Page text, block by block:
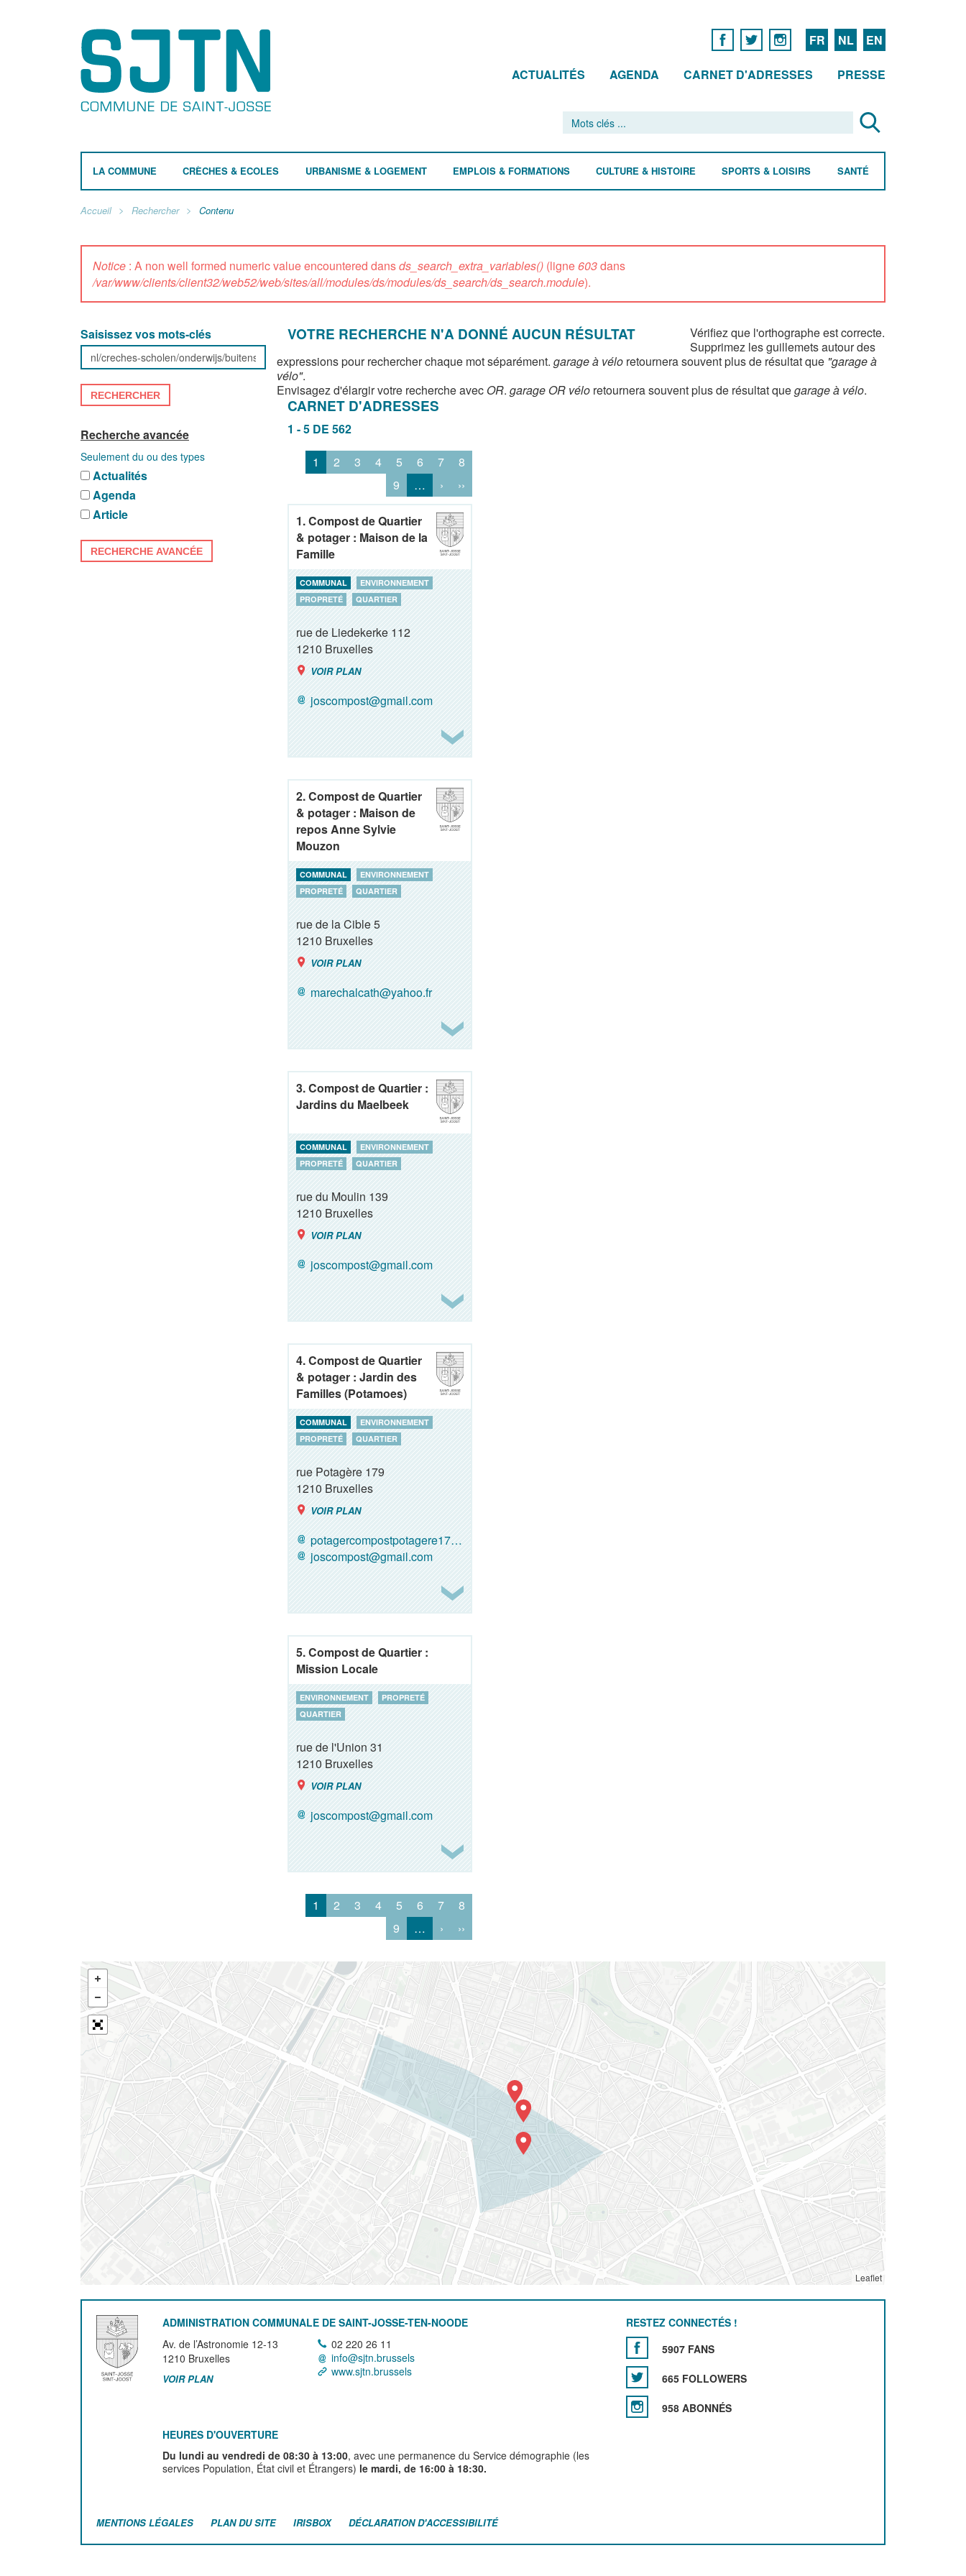
FR NL EN
ACTUALITÉS AGENDA CARNET D'ADRESSES PRESSE
LA COMMUNE CRÈCHES & ECOLES URBANISME & LOGEMENT EMPLOIS & FORMATIONS CULTURE & HISTOIRE SPORTS & LOISIRS SANTÉ
Accueil Rechercher Contenu
Notice : A non well formed numeric value encountered dansds_search_extra_variables() (ligne603dans
/var/www/clients/client32/web52/web/sites/all/modules/ds/modules/ds_search/ds_search.module).
Saisissez vos mots-clés
RECHERCHER
Recherche avancée
Seulement du ou des types
Actualités
Agenda
Article
RECHERCHE AVANCÉE
VOTRE RECHERCHE N'A DONNÉ AUCUN RÉSULTAT
Vérifiez que l'orthographe est correcte.
Supprimez les guillemets autour des
expressions pour rechercher chaque mot séparément. garage à véloretournera souvent plus de résultat que "garage à
vélo".
Envisagez d'élargir votre recherche avec OR. garage OR véloretournera souvent plus de résultat quegarage à vélo.
CARNET D'ADRESSES
1 - 5 DE 562
1
2 3 4 5 6 7
8
9
… › ››
1. Compost de Quartier
& potager : Maison de la
Famille
COMMUNAL
ENVIRONNEMENT
PROPRETÉ
QUARTIER
rue de Liedekerke 112
1210Bruxelles
VOIR PLAN
joscompost@gmail.com
2. Compost de Quartier
& potager : Maison de
repos Anne Sylvie
Mouzon
COMMUNAL
ENVIRONNEMENT
PROPRETÉ
QUARTIER
rue de la Cible 5
1210Bruxelles
VOIR PLAN
marechalcath@yahoo.fr
3. Compost de Quartier :
Jardins du Maelbeek
COMMUNAL
ENVIRONNEMENT
PROPRETÉ
QUARTIER
rue du Moulin 139
1210Bruxelles
VOIR PLAN
joscompost@gmail.com
4. Compost de Quartier
& potager : Jardin des
Familles (Potamoes)
COMMUNAL
ENVIRONNEMENT
PROPRETÉ
QUARTIER
rue Potagère 179
1210Bruxelles
VOIR PLAN
potagercompostpotagere179@gmail.com
joscompost@gmail.com
5. Compost de Quartier :
Mission Locale
ENVIRONNEMENT
PROPRETÉ
QUARTIER
rue de l'Union 31
1210Bruxelles
VOIR PLAN
joscompost@gmail.com
1 2 3 4 5 6 7
8
9
… › ››
Leaflet
ADMINISTRATION COMMUNALE DE SAINT-JOSSE-TEN-NOODE
Av. de l’Astronomie 12-13
1210 Bruxelles
VOIR PLAN
02 220 26 11
info@sjtn.brussels
www.sjtn.brussels
HEURES D'OUVERTURE
Du lundi au vendredi de 08:30 à 13:00, avec une permanence du Service démographie (les
services Population, État civil et Étrangers) le mardi, de 16:00 à 18:30.
RESTEZ CONNECTÉS !
5907 FANS
665 FOLLOWERS
958 ABONNÉS
MENTIONS LÉGALES PLAN DU SITE IRISBOX DÉCLARATION D'ACCESSIBILITÉ